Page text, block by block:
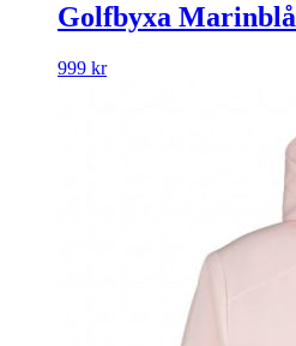
Golfbyxa Marinblå
999 kr